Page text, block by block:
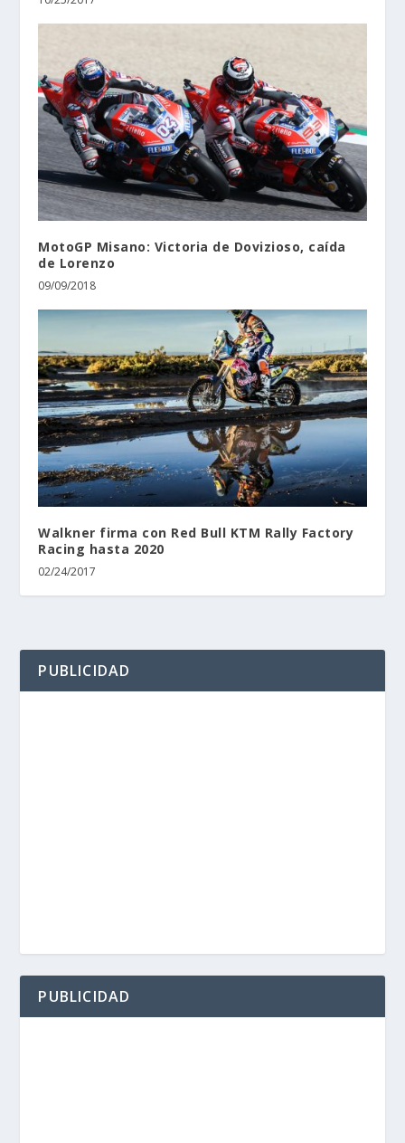
MotoGP Misano: Victoria de Dovizioso, caída
de Lorenzo
09/09/2018
Walkner firma con Red Bull KTM Rally Factory
Racing hasta 2020
02/24/2017
PUBLICIDAD
PUBLICIDAD